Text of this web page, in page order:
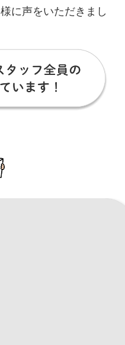
に声をいただきまし